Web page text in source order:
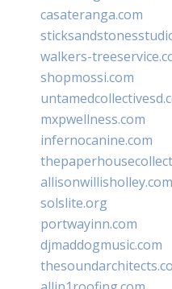
casateranga.com
walkers-
shopmossi.com
mxpwellness.com
infernocanine.com
allisonwillisholley.com
solslite.org
portwayinn.com
djmaddogmusic.com